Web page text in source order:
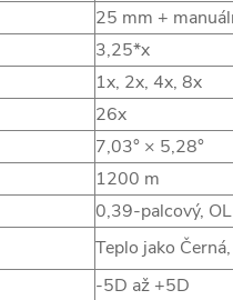
25 mm +
3,25*x
1x, 2x, 4x, 8x
26x
7,03° × 5,28°
1200 m
0,39-palcový,
Teplo jako
-5D až +5D